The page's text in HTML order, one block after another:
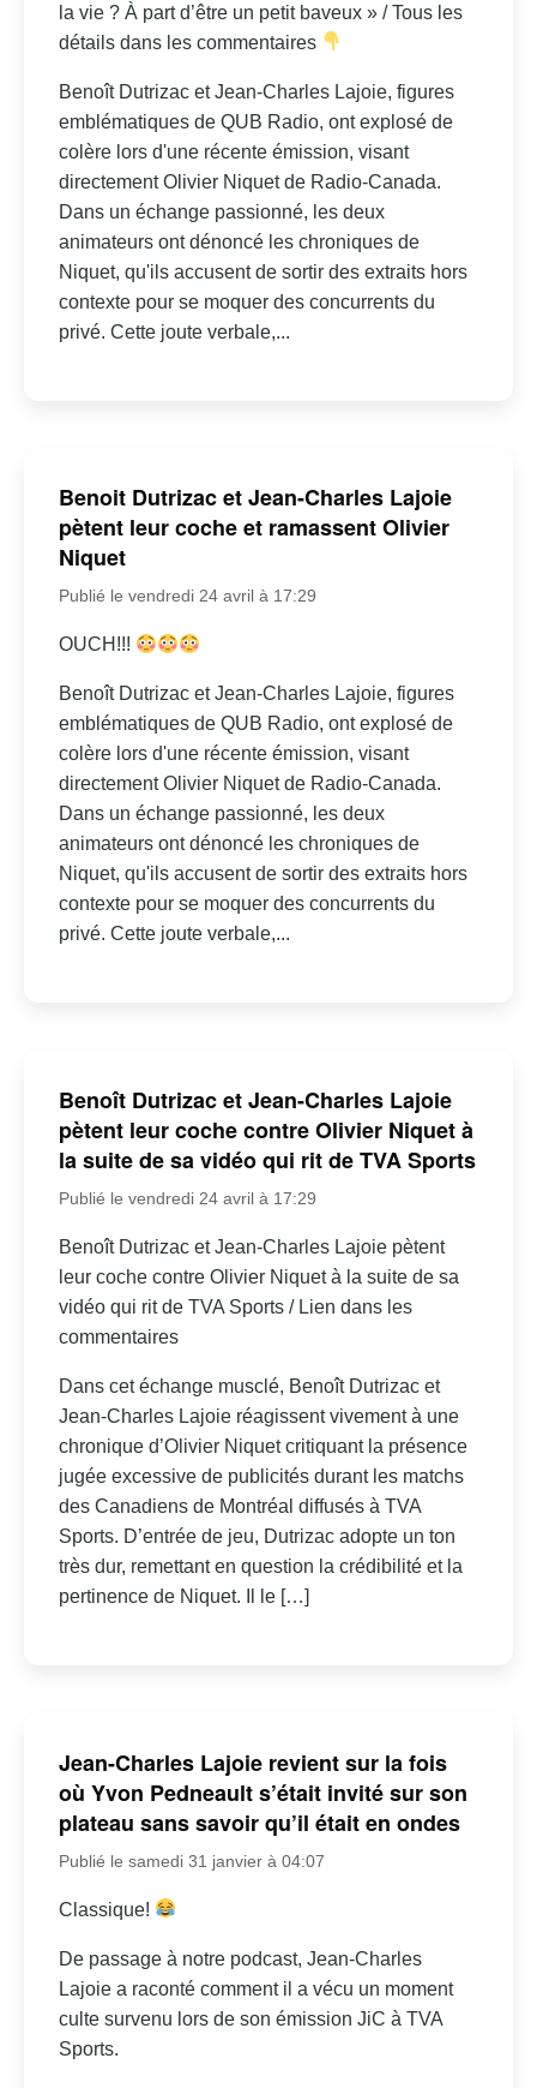
la vie ? À part d’être un petit baveux » / Tous les
détails dans les commentaires
Benoît Dutrizac et Jean-Charles Lajoie, figures
emblématiques de QUB Radio, ont explosé de
colère lors d'une récente émission, visant
directement Olivier Niquet de Radio-Canada.
Dans un échange passionné, les deux
animateurs ont dénoncé les chroniques de
Niquet, qu'ils accusent de sortir des extraits hors
contexte pour se moquer des concurrents du
privé. Cette joute verbale,...
Benoit Dutrizac et Jean-Charles Lajoie
pètent leur coche et ramassent Olivier
Niquet
Publié le vendredi 24 avril à 17:29
OUCH!!!
Benoît Dutrizac et Jean-Charles Lajoie, figures
emblématiques de QUB Radio, ont explosé de
colère lors d'une récente émission, visant
directement Olivier Niquet de Radio-Canada.
Dans un échange passionné, les deux
animateurs ont dénoncé les chroniques de
Niquet, qu'ils accusent de sortir des extraits hors
contexte pour se moquer des concurrents du
privé. Cette joute verbale,...
Benoît Dutrizac et Jean-Charles Lajoie
pètent leur coche contre Olivier Niquet à
la suite de sa vidéo qui rit de TVA Sports
Publié le vendredi 24 avril à 17:29
Benoît Dutrizac et Jean-Charles Lajoie pètent
leur coche contre Olivier Niquet à la suite de sa
vidéo qui rit de TVA Sports / Lien dans les
commentaires
Dans cet échange musclé, Benoît Dutrizac et
Jean-Charles Lajoie réagissent vivement à une
chronique d’Olivier Niquet critiquant la présence
jugée excessive de publicités durant les matchs
des Canadiens de Montréal diffusés à TVA
Sports. D’entrée de jeu, Dutrizac adopte un ton
très dur, remettant en question la crédibilité et la
pertinence de Niquet. Il le […]
Jean-Charles Lajoie revient sur la fois
où Yvon Pedneault s’était invité sur son
plateau sans savoir qu’il était en ondes
Publié le samedi 31 janvier à 04:07
Classique!
De passage à notre podcast, Jean-Charles
Lajoie a raconté comment il a vécu un moment
culte survenu lors de son émission JiC à TVA
Sports.